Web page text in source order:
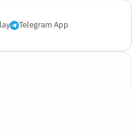
Telegram App